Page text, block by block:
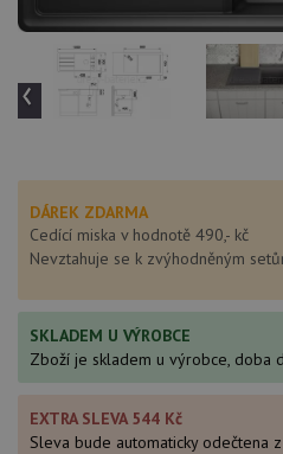
‹
DÁREK ZDARMA
Cedící miska v hodnotě 490,- kč
Nevztahuje se k zvýhodněným
SKLADEM U VÝROBCE
Zboží je skladem u výrobce, doba
EXTRA SLEVA 544 Kč
Sleva bude automaticky odečtena